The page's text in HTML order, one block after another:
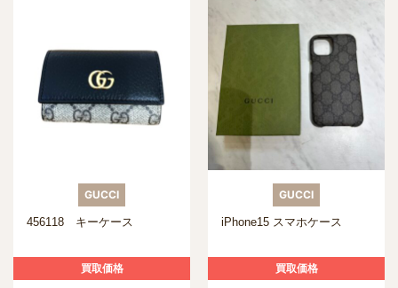
GUCCI
456118 キーケース
買取価格
GUCCI
iPhone15 スマホケース
買取価格